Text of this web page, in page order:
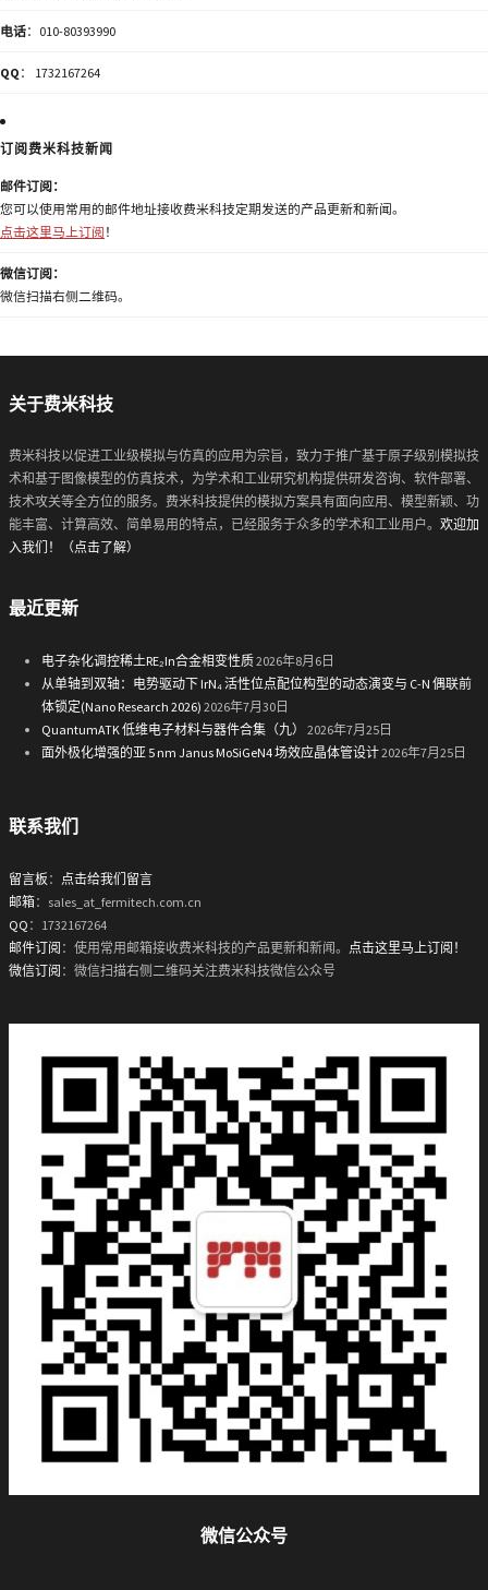
电话：010-80393990
QQ ： 1732167264
订阅费米科技新闻
邮件订阅：
您可以使用常用的邮件地址接收费米科技定期发送的产品更新和新闻。
点击这里马上订阅 ！
微信订阅：
微信扫描右侧二维码。
关于费米科技
费米科技以促进工业级模拟与仿真的应用为宗旨，致力于推广基于原子级别模拟技
术和基于图像模型的仿真技术，为学术和工业研究机构提供研发咨询、软件部署、
技术攻关等全方位的服务。费米科技提供的模拟方案具有面向应用、模型新颖、功
能丰富、计算高效、简单易用的特点，已经服务于众多的学术和工业用户。 欢迎加
入我们！（点击了解）
最近更新
电子杂化调控稀土RE₂In合金相变性质2026年8月6日
从单轴到双轴：电势驱动下 IrN₄ 活性位点配位构型的动态演变与 C-N 偶联前
体锁定(Nano Research 2026) 2026年7月30日
QuantumATK 低维电子材料与器件合集（九）
2026年7月25日
面外极化增强的亚 5 nm Janus MoSiGeN4 场效应晶体管设计2026年7月25日
联系我们
留言板 ： 点击给我们留言
邮箱：sales_at_fermitech.com.cn
QQ ：1732167264
邮件订阅 ：使用常用邮箱接收费米科技的产品更新和新闻。 点击这里马上订阅！
微信订阅 ：微信扫描右侧二维码关注费米科技微信公众号
微信公众号